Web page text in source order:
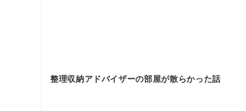
整理収納アドバイザーの部屋が散らかった話